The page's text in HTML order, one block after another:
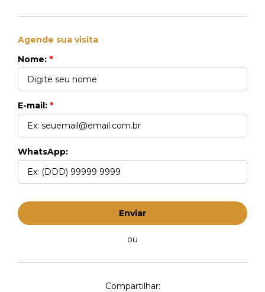
Whats Venda
Agende sua visita
Nome: *
E-mail: *
WhatsApp:
Enviar
ou
Compartilhar: